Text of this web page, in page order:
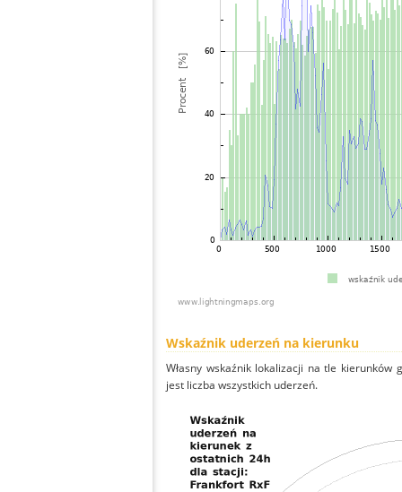
Wskaźnik uderzeń na kierunku
Własny wskaźnik lokalizacji na tle
jest liczba wszystkich uderzeń.